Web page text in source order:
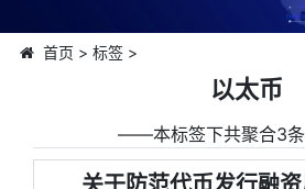
首页 > 标签>
以太币
――本标签下共聚合3